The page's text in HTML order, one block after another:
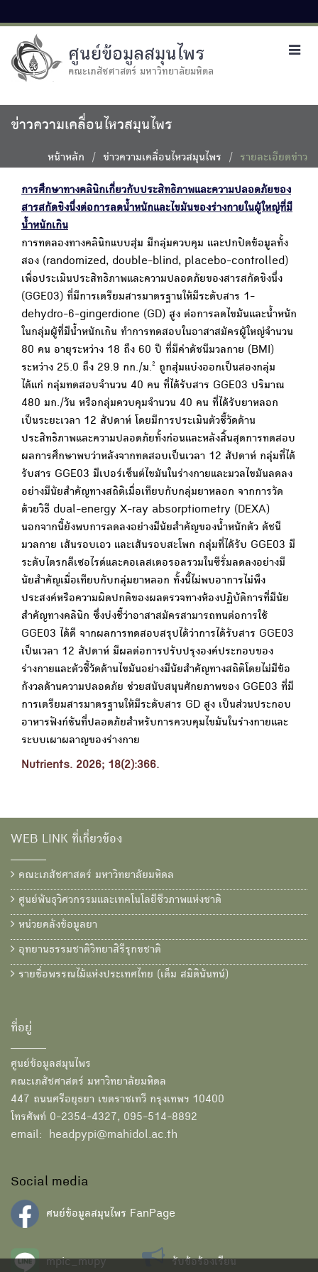
ศูนย์ข้อมูลสมุนไพร
คณะเภสัชศาสตร์ มหาวิทยาลัยมหิดล
ข่าวความเคลื่อนไหวสมุนไพร
หน้าหลัก ข่าวความเคลื่อนไหวสมุนไพร รายละเอียดข่าว
การศึกษาทางคลินิกเกี่ยวกับประสิทธิภาพและความปลอดภัยของ
สารสกัดขิงนึ่งต่อการลดน้ำหนักและไขมันของร่างกายในผู้ใหญ่ที่มี
น้ำหนักเกิน
การทดลองทางคลินิกแบบสุ่ม มีกลุ่มควบคุม และปกปิดข้อมูลทั้ง
สอง (randomized, double-blind, placebo-controlled)
เพื่อประเมินประสิทธิภาพและความปลอดภัยของสารสกัดขิงนึ่ง
(GGE03) ที่มีการเตรียมสารมาตรฐานให้มีระดับสาร 1-
dehydro-6-gingerdione (GD) สูง ต่อการลดไขมันและน้ำหนัก
ในกลุ่มผู้ที่มีน้ำหนักเกิน ทำการทดสอบในอาสาสมัครผู้ใหญ่จำนวน
80 คน อายุระหว่าง 18 ถึง 60 ปี ที่มีค่าดัชนีมวลกาย (BMI)
ระหว่าง 25.0 ถึง 29.9 กก./ม.² ถูกสุ่มแบ่งออกเป็นสองกลุ่ม
ได้แก่ กลุ่มทดสอบจำนวน 40 คน ที่ได้รับสาร GGE03 ปริมาณ
480 มก./วัน หรือกลุ่มควบคุมจำนวน 40 คน ที่ได้รับยาหลอก
เป็นระยะเวลา 12 สัปดาห์ โดยมีการประเมินตัวชี้วัดด้าน
ประสิทธิภาพและความปลอดภัยทั้งก่อนและหลังสิ้นสุดการทดสอบ
ผลการศึกษาพบว่าหลังจากทดสอบเป็นเวลา 12 สัปดาห์ กลุ่มที่ได้
รับสาร GGE03 มีเปอร์เซ็นต์ไขมันในร่างกายและมวลไขมันลดลง
อย่างมีนัยสำคัญทางสถิติเมื่อเทียบกับกลุ่มยาหลอก จากการวัด
ด้วยวิธี dual-energy X-ray absorptiometry (DEXA)
นอกจากนี้ยังพบการลดลงอย่างมีนัยสำคัญของน้ำหนักตัว ดัชนี
มวลกาย เส้นรอบเอว และเส้นรอบสะโพก กลุ่มที่ได้รับ GGE03 มี
ระดับไตรกลีเซอไรด์และคอเลสเตอรอลรวมในซีรั่มลดลงอย่างมี
นัยสำคัญเมื่อเทียบกับกลุ่มยาหลอก ทั้งนี้ไม่พบอาการไม่พึง
ประสงค์หรือความผิดปกติของผลตรวจทางห้องปฏิบัติการที่มีนัย
สำคัญทางคลินิก ซึ่งบ่งชี้ว่าอาสาสมัครสามารถทนต่อการใช้
GGE03 ได้ดี จากผลการทดสอบสรุปได้ว่าการได้รับสาร GGE03
เป็นเวลา 12 สัปดาห์ มีผลต่อการปรับปรุงองค์ประกอบของ
ร่างกายและตัวชี้วัดด้านไขมันอย่างมีนัยสำคัญทางสถิติโดยไม่มีข้อ
กังวลด้านความปลอดภัย ช่วยสนับสนุนศักยภาพของ GGE03 ที่มี
การเตรียมสารมาตรฐานให้มีระดับสาร GD สูง เป็นส่วนประกอบ
อาหารฟังก์ชันที่ปลอดภัยสำหรับการควบคุมไขมันในร่างกายและ
ระบบเผาผลาญของร่างกาย
Nutrients. 2026; 18(2):366.
WEB LINK ที่เกี่ยวข้อง
คณะเภสัชศาสตร์ มหาวิทยาลัยมหิดล
ศูนย์พันธุวิศวกรรมและเทคโนโลยีชีวภาพแห่งชาติ
หน่วยคลังข้อมูลยา
อุทยานธรรมชาติวิทยาสิรีรุกขชาติ
รายชื่อพรรณไม้แห่งประเทศไทย (เต็ม สมิตินันทน์)
ที่อยู่
ศูนย์ข้อมูลสมุนไพร
คณะเภสัชศาสตร์ มหาวิทยาลัยมหิดล
447 ถนนศรีอยุธยา เขตราชเทวี กรุงเทพฯ 10400
โทรศัพท์ 0-2354-4327, 095-514-8892
email: headpypi@mahidol.ac.th
Social media
ศนย์ข้อมูลสมุนไพร FanPage
mpic_mupy รับข้อร้องเรียน